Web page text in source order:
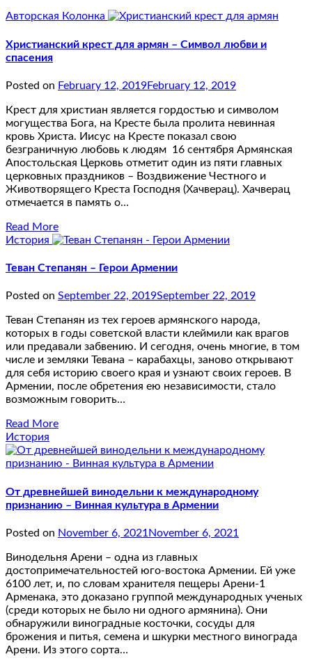
Авторская Колонка
Христианский крест для армян – Символ любви и
спасения
Posted on February 12, 2019February 12, 2019
Крест для христиан является гордостью и символом
могущества Бога, на Кресте была пролита невинная
кровь Христа. Иисус на Кресте показал свою
безграничную любовь к людям 16 сентября Армянская
Апостольская Церковь отметит один из пяти главных
церковных праздников – Воздвижение Честного и
Животворящего Креста Господня (Хачверац). Хачверац
отмечается в память о…
Read More
История
Теван Степанян – Герои Армении
Posted on September 22, 2019September 22, 2019
Теван Степанян из тех героев армянского народа,
которых в годы советской власти клеймили как врагов
или предавали забвению. И сегодня, очень многие, в том
числе и земляки Тевана – карабахцы, заново открывают
для себя историю своего края и узнают своих героев. В
Армении, после обретения ею независимости, стало
возможным говорить…
Read More
История
От древнейшей винодельни к международному
признанию – Винная культура в Армении
Posted on November 6, 2021 November 6, 2021
Винодельня Арени – одна из главных
достопримечательностей юго-востока Армении. Ей уже
6100 лет, и, по словам хранителя пещеры Арени-1
Арменака, это доказано группой международных ученых
(среди которых не было ни одного армянина). Они
обнаружили виноградные косточки, сосуды для
брожения и питья, семена и шкурки местного винограда
Арени. Из этого сорта…